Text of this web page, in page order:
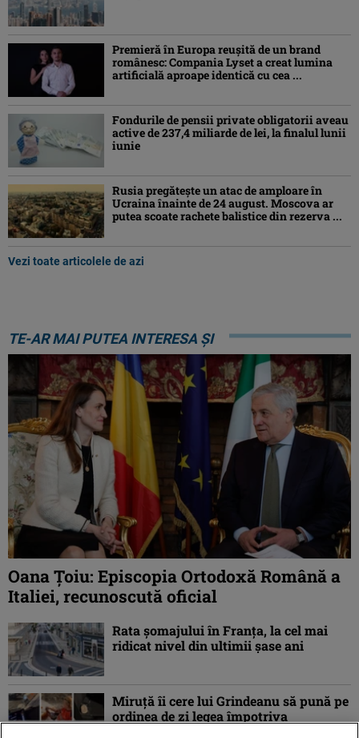
Premieră în Europa reușită de un brand
românesc: Compania Lyset a creat lumina
artificială aproape identică cu cea ...
Fondurile de pensii private obligatorii aveau
active de 237,4 miliarde de lei, la finalul lunii
iunie
Rusia pregătește un atac de amploare în
Ucraina înainte de 24 august. Moscova ar
putea scoate rachete balistice din rezerva ...
Vezi toate articolele de azi
TE-AR MAI PUTEA INTERESA ȘI
Oana Ţoiu: Episcopia Ortodoxă Română a
Italiei, recunoscută oficial
Rata şomajului în Franța, la cel mai
ridicat nivel din ultimii şase ani
Miruţă îi cere lui Grindeanu să pună pe
ordinea de zi legea împotriva